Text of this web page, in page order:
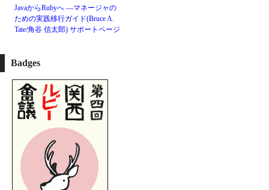
JavaからRubyへ ―マネージャの
ための実践移行ガイド(Bruce A.
Tate/角谷 信太郎) サポートページ
Badges